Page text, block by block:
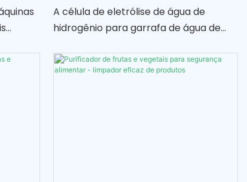
o
hidrogênio
A célula de eletrólise de água de
hidrogênio para garrafa de água de
para produzir gás hidrogênio a partir
da água por meio do processo de